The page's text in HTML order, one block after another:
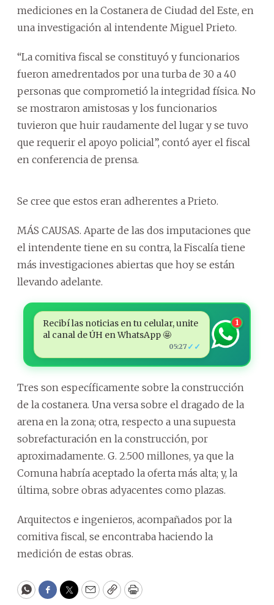
mediciones en la Costanera de Ciudad del Este, en
una investigación al intendente Miguel Prieto.
“La comitiva fiscal se constituyó y funcionarios
fueron amedrentados por una turba de 30 a 40
personas que comprometió la integridad física. No
se mostraron amistosas y los funcionarios
tuvieron que huir raudamente del lugar y se tuvo
que requerir el apoyo policial”, contó ayer el fiscal
en conferencia de prensa.
Se cree que estos eran adherentes a Prieto.
MÁS CAUSAS. Aparte de las dos imputaciones que
el intendente tiene en su contra, la Fiscalía tiene
más investigaciones abiertas que hoy se están
llevando adelante.
Recibí las noticias en tu celular, unite
al canal de ÚH en WhatsApp 🤩
05:27 ✓✓
1
Tres son específicamente sobre la construcción
de la costanera. Una versa sobre el dragado de la
arena en la zona; otra, respecto a una supuesta
sobrefacturación en la construcción, por
aproximadamente. G. 2.500 millones, ya que la
Comuna habría aceptado la oferta más alta; y, la
última, sobre obras adyacentes como plazas.
Arquitectos e ingenieros, acompañados por la
comitiva fiscal, se encontraba haciendo la
medición de estas obras.
WhatsApp
Facebook
Twitter
EmailCopyPrint